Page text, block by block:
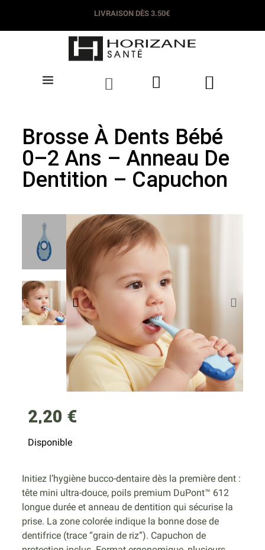
LIVRAISON DÈS 3.50€
Brosse À Dents Bébé
0–2 Ans – Anneau De
Dentition – Capuchon
2,20 €
Disponible
Initiez l’hygiène bucco-dentaire dès la première dent :
tête mini ultra-douce, poils premium DuPont™ 612
longue durée et anneau de dentition qui sécurise la
prise. La zone colorée indique la bonne dose de
dentifrice (trace “grain de riz”). Capuchon de